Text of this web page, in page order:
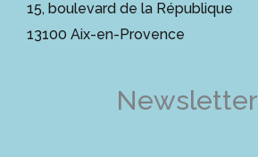
15, boulevard de la République
13100 Aix-en-Provence
Newsletter